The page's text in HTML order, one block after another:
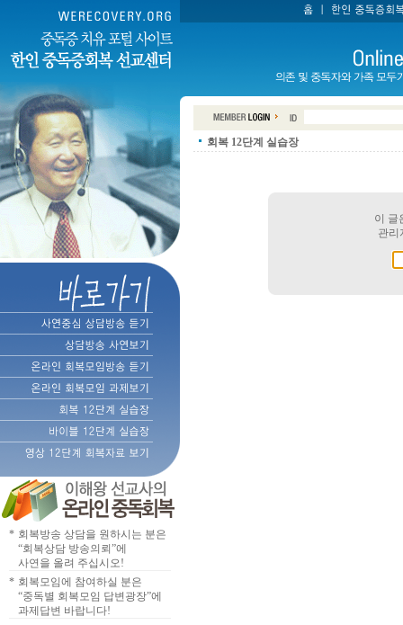
* 회복방송 상담을 원하시는 분은
“회복상담 방송의뢰”에
사연을 올려 주십시오!
* 회복모임에 참여하실 분은
“중독별 회복모임 답변광장”에
과제답변 바랍니다!
회복 12단계 실습장
이 글
관리